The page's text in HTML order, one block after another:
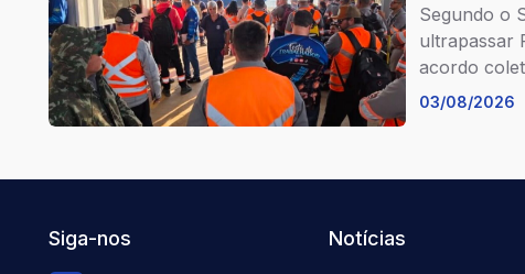
Segundo o
ultrapassar
acordo
03/08/2026
Siga-nos Notícias